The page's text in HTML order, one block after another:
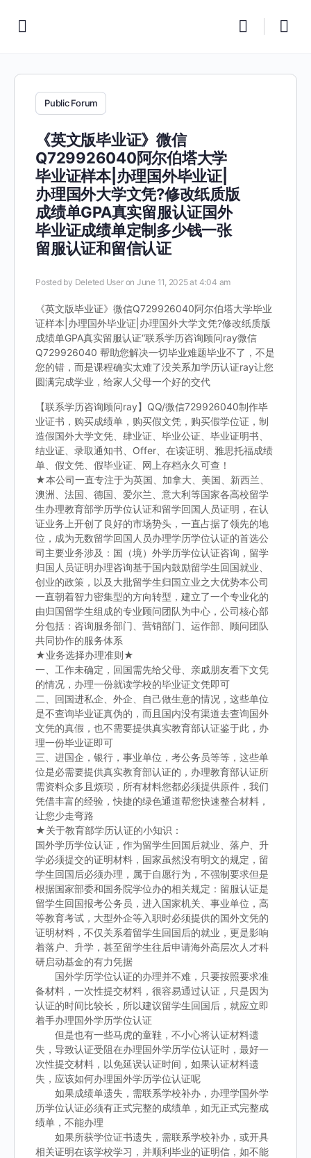
Public Forum
《英文版毕业证》微信
Q729926040阿尔伯塔大学
毕业证样本|办理国外毕业证|
办理国外大学文凭?修改纸质版
成绩单GPA真实留服认证国外
毕业证成绩单定制多少钱一张
留服认证和留信认证
Posted by Deleted User on June 11, 2025 at 4:04 am
《英文版毕业证》微信Q729926040阿尔伯塔大学毕业
证样本|办理国外毕业证|办理国外大学文凭?修改纸质版
成绩单GPA真实留服认证“联系学历咨询顾问ray微信
Q729926040 帮助您解决一切毕业难题毕业不了，不是
您的错，而是课程确实太难了没关系加学历认证ray让您
圆满完成学业，给家人父母一个好的交代
【联系学历咨询顾问ray】QQ/微信729926040制作毕
业证书，购买成绩单，购买假文凭，购买假学位证，制
造假国外大学文凭、肆业证、毕业公证、毕业证明书、
结业证、录取通知书、Offer、在读证明、雅思托福成绩
单、假文凭、假毕业证、网上存档永久可查！
★本公司一直专注于为英国、加拿大、美国、新西兰、
澳洲、法国、德国、爱尔兰、意大利等国家各高校留学
生办理教育部学历学位认证和留学回国人员证明，在认
证业务上开创了良好的市场势头，一直占据了领先的地
位，成为无数留学回国人员办理学历学位认证的首选公
司主要业务涉及：国（境）外学历学位认证咨询，留学
归国人员证明办理咨询基于国内鼓励留学生回国就业、
创业的政策，以及大批留学生归国立业之大优势本公司
一直朝着智力密集型的方向转型，建立了一个专业化的
由归国留学生组成的专业顾问团队为中心，公司核心部
分包括：咨询服务部门、营销部门、运作部、顾问团队
共同协作的服务体系
★业务选择办理准则★
一、工作未确定，回国需先给父母、亲戚朋友看下文凭
的情况，办理一份就读学校的毕业证文凭即可
二、回国进私企、外企、自己做生意的情况，这些单位
是不查询毕业证真伪的，而且国内没有渠道去查询国外
文凭的真假，也不需要提供真实教育部认证鉴于此，办
理一份毕业证即可
三、进国企，银行，事业单位，考公务员等等，这些单
位是必需要提供真实教育部认证的，办理教育部认证所
需资料众多且烦琐，所有材料您都必须提供原件，我们
凭借丰富的经验，快捷的绿色通道帮您快速整合材料，
让您少走弯路
★关于教育部学历认证的小知识：
国外学历学位认证，作为留学生回国后就业、落户、升
学必须提交的证明材料，国家虽然没有明文的规定，留
学生回国后必须办理，属于自愿行为，不强制要求但是
根据国家部委和国务院学位办的相关规定：留服认证是
留学生回国报考公务员，进入国家机关、事业单位，高
等教育考试，大型外企等入职时必须提供的国外文凭的
证明材料，不仅关系着留学生回国后的就业，更是影响
着落户、升学，甚至留学生往后申请海外高层次人才科
研启动基金的有力凭据
国外学历学位认证的办理并不难，只要按照要求准
备材料，一次性提交材料，很容易通过认证，只是因为
认证的时间比较长，所以建议留学生回国后，就应立即
着手办理国外学历学位认证
但是也有一些马虎的童鞋，不小心将认证材料遗
失，导致认证受阻在办理国外学历学位认证时，最好一
次性提交材料，以免延误认证时间，如果认证材料遗
失，应该如何办理国外学历学位认证呢
如果成绩单遗失，需联系学校补办，办理学国外学
历学位认证必须有正式完整的成绩单，如无正式完整成
绩单，不能办理
如果所获学位证书遗失，需联系学校补办，或开具
相关证明在该学校学习，并顺利毕业的证明信，如不能